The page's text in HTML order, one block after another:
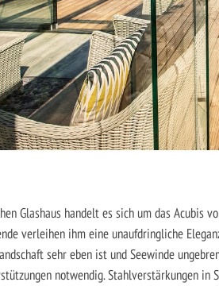
Glashaus handelt es sich um das Acubis
verleihen ihm eine unaufdringliche
sehr eben ist und Seewinde
notwendig. Stahlverstärkungen